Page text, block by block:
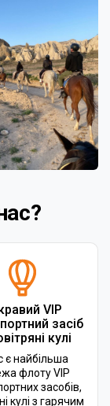
VIP
засіб
кулі
є найбільша
флоту VIP
засобів,
кулі з гарячим